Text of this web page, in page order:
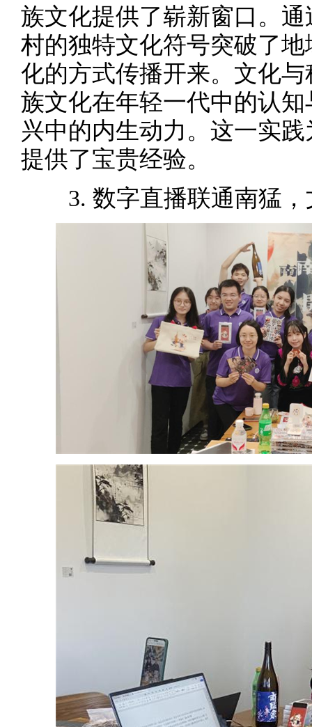
族文化提供了崭新窗口。
村的独特文化符号突破了
化的方式传播开来。文化
族文化在年轻一代中的认
兴中的内生动力。这一实
提供了宝贵经验。
3. 数字直播联通南猛，